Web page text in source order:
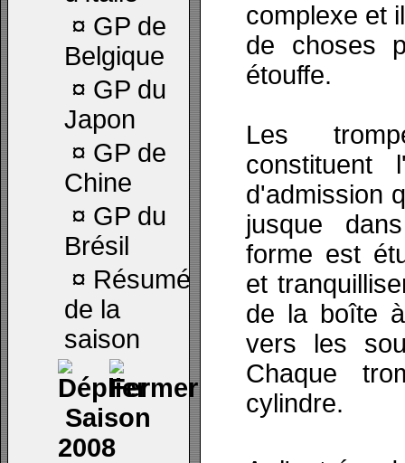
¤ GP de
Belgique
¤ GP du
Japon
¤ GP de
Chine
¤ GP du
Brésil
¤ Résumé
de la
saison
Saison
2008
complexe et
de choses
étouffe.
Les
constituent
d'admission
jusque
forme est
et
de la boîte
vers les
Chaque
cylindre.